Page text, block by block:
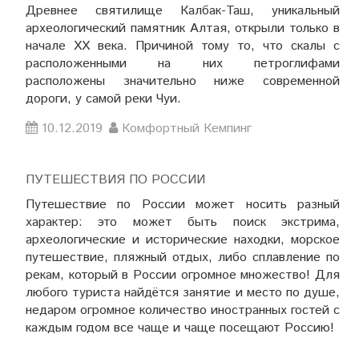
Древнее святилище Калбак-Таш, уникальный
археологический памятник Алтая, открыли только в
начале ХХ века. Причиной тому то, что скалы с
расположенными на них петроглифами
расположены значительно ниже современной
дороги, у самой реки Чуи.
10.12.2019
Комфортный Кемпинг
ПУТЕШЕСТВИЯ ПО РОССИИ
Путешествие по России может носить разный
характер: это может быть поиск экстрима,
археологические и исторические находки, морское
путешествие, пляжный отдых, либо сплавление по
рекам, который в России огромное множество! Для
любого туриста найдётся занятие и место по душе,
недаром огромное количество иностранных гостей с
каждым годом все чаще и чаще посещают Россию!